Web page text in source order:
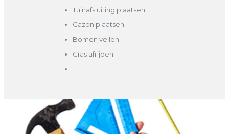
Tuinafsluiting plaatsen
Gazon plaatsen
Bomen vellen
Gras afrijden